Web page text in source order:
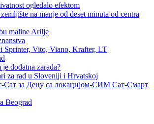
ogledalo efektom
na manje od deset minuta od centra
maline Arilje
Sprinter, Vito, Viano, Krafter, LT
je dodatna zarada?
za rad u Sloveniji i Hrvatskoj
Сат за Децу са локацијом-СИМ Сат-Смарт
Beograd